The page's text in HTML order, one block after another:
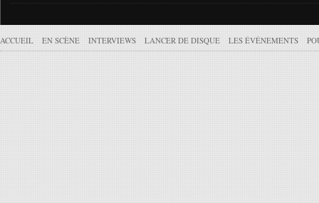
ACCUEIL EN SCÈNE INTERVIEWS LANCER DE DISQUE LES ÉVÉNEMENTS